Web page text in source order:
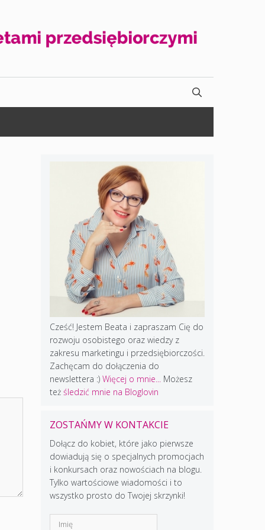
Cześć! Jestem Beata i zapraszam Cię do
rozwoju osobistego oraz wiedzy z
zakresu marketingu i przedsiębiorczości.
Zachęcam do dołączenia do
newslettera :) Więcej o mnie...
Możesz
też śledzić mnie na Bloglovin
ZOSTAŃMY W KONTAKCIE
Dołącz do kobiet, które jako pierwsze
dowiadują się o specjalnych promocjach
i konkursach oraz nowościach na blogu.
Tylko wartościowe wiadomości i to
wszystko prosto do Twojej skrzynki!